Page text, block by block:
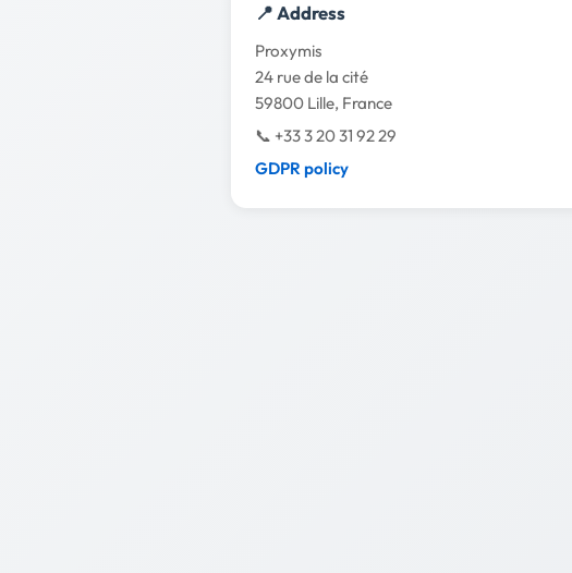
📍 Address
Proxymis
24 rue de la cité
59800 Lille, France
📞 +33 3 20 31 92 29
GDPR policy